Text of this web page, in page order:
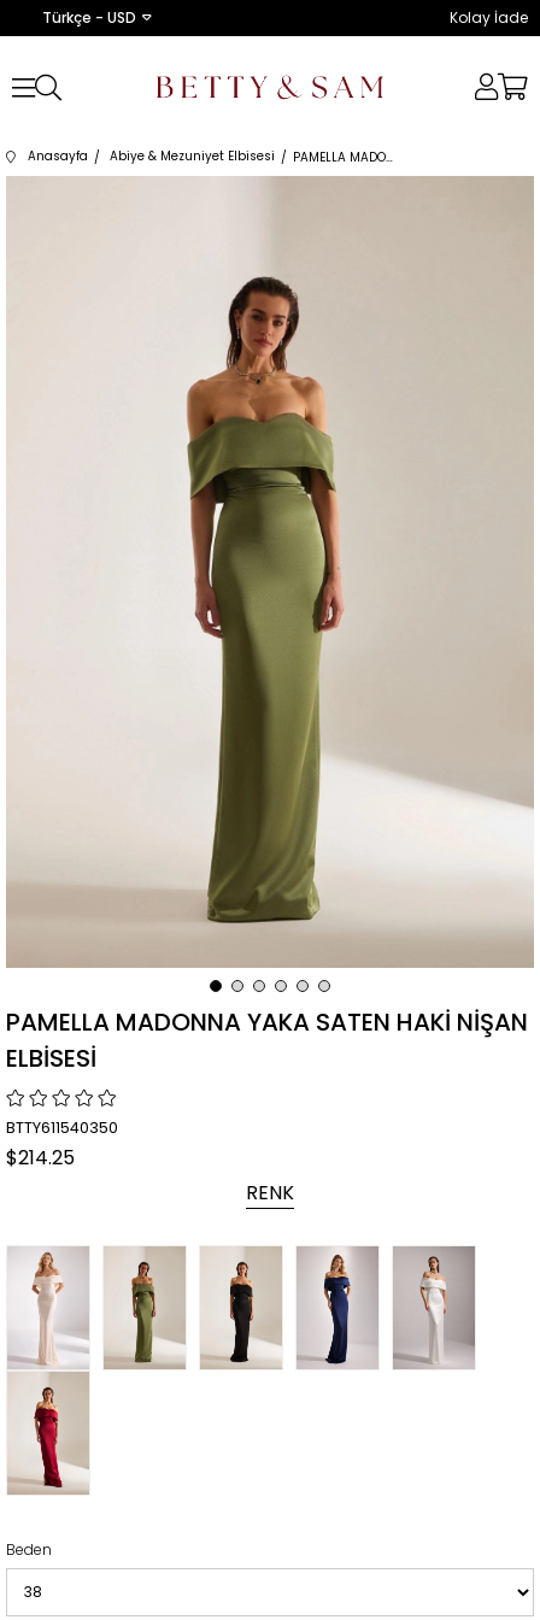
Türkçe - USD Kolay İade
Anasayfa Abiye & Mezuniyet Elbisesi PAMELLA MADONNA YAKA SATEN HAKİ NİŞAN ELBİSESİ
PAMELLA MADONNA YAKA SATEN HAKİ NİŞAN
ELBİSESİ
BTTY611540350
$214.25
RENK
Beden